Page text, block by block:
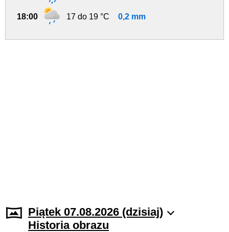
18:00 17 do 19 °C 0,2 mm
Piątek 07.08.2026 (dzisiaj)
Historia obrazu